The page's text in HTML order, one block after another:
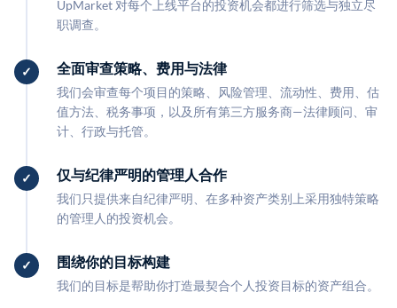
UpMarket 对每个上线平台的投资机会都进行筛选与独立尽
职调查。
全面审查策略、费用与法律
我们会审查每个项目的策略、风险管理、流动性、费用、估
值方法、税务事项，以及所有第三方服务商—法律顾问、审
计、行政与托管。
仅与纪律严明的管理人合作
我们只提供来自纪律严明、在多种资产类别上采用独特策略
的管理人的投资机会。
围绕你的目标构建
我们的目标是帮助你打造最契合个人投资目标的资产组合。